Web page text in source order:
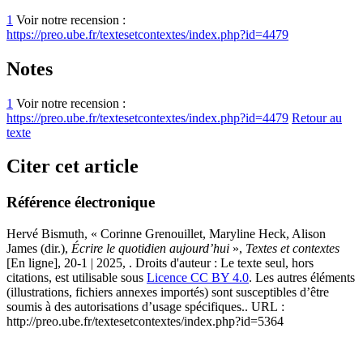
1 Voir notre recension :
https://preo.ube.fr/textesetcontextes/index.php?id=4479
Notes
1 Voir notre recension :
https://preo.ube.fr/textesetcontextes/index.php?id=4479 Retour au
texte
Citer cet article
Référence électronique
Hervé Bismuth, « Corinne Grenouillet, Maryline Heck, Alison
James (dir.), Écrire le quotidien aujourd’hui », Textes et contextes
[En ligne], 20-1 | 2025, . Droits d'auteur : Le texte seul, hors
citations, est utilisable sous Licence CC BY 4.0. Les autres éléments
(illustrations, fichiers annexes importés) sont susceptibles d’être
soumis à des autorisations d’usage spécifiques.. URL :
http://preo.ube.fr/textesetcontextes/index.php?id=5364